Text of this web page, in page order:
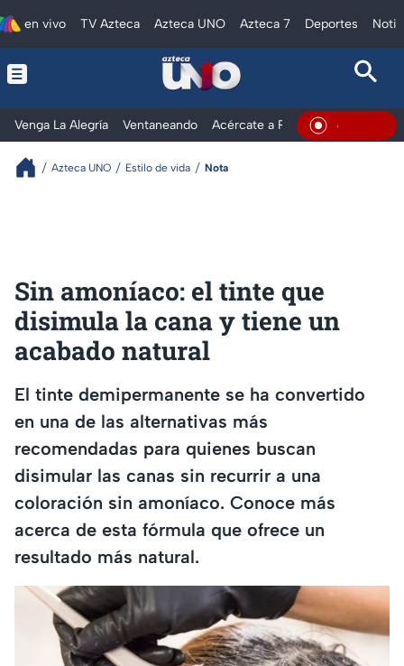
en vivo TV Azteca Azteca UNO Azteca 7 Deportes
Venga La Alegría Ventaneando Acércate a Rocío Al ExtremoEn Vivo
Azteca UNO Estilo de vida Nota
Sin amoníaco: el tinte que
disimula la cana y tiene un
acabado natural
El tinte demipermanente se ha convertido
en una de las alternativas más
recomendadas para quienes buscan
disimular las canas sin recurrir a una
coloración sin amoníaco. Conoce más
acerca de esta fórmula que ofrece un
resultado más natural.